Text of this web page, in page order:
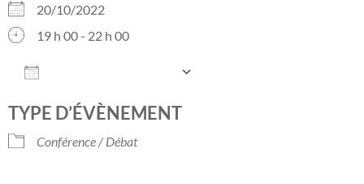
20/10/2022
19 h 00 - 22 h 00
TYPE D’ÉVÈNEMENT
Conférence / Débat